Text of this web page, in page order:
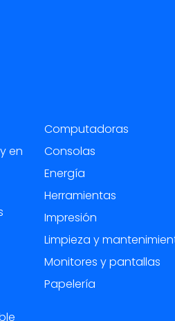
en
Computadoras
Consolas
Energía
Herramientas
Impresión
Limpieza y
Monitores y pantallas
Papelería